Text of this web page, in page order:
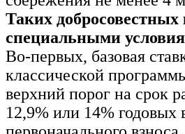
Таких
специальными
Во-первых, базовая
классической
верхний порог на срок
12,9% или 14% годовых